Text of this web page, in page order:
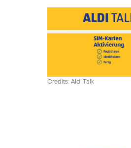
Credits: Aldi Talk